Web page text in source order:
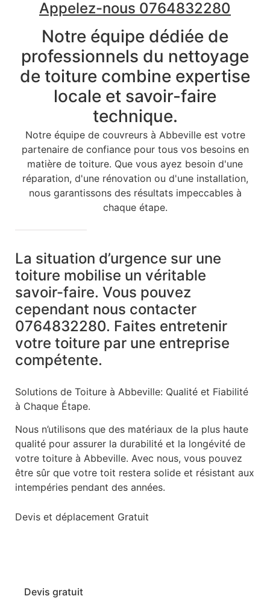
Appelez-nous 0764832280
Notre équipe dédiée de
professionnels du nettoyage
de toiture combine expertise
locale et savoir-faire
technique.
Notre équipe de couvreurs à Abbeville est votre
partenaire de confiance pour tous vos besoins en
matière de toiture. Que vous ayez besoin d'une
réparation, d'une rénovation ou d'une installation,
nous garantissons des résultats impeccables à
chaque étape.
La situation d’urgence sur une
toiture mobilise un véritable
savoir-faire. Vous pouvez
cependant nous contacter
0764832280. Faites entretenir
votre toiture par une entreprise
compétente.
Solutions de Toiture à Abbeville: Qualité et Fiabilité
à Chaque Étape.
Nous n’utilisons que des matériaux de la plus haute
qualité pour assurer la durabilité et la longévité de
votre toiture à Abbeville. Avec nous, vous pouvez
être sûr que votre toit restera solide et résistant aux
intempéries pendant des années.
Devis et déplacement Gratuit
Devis gratuit